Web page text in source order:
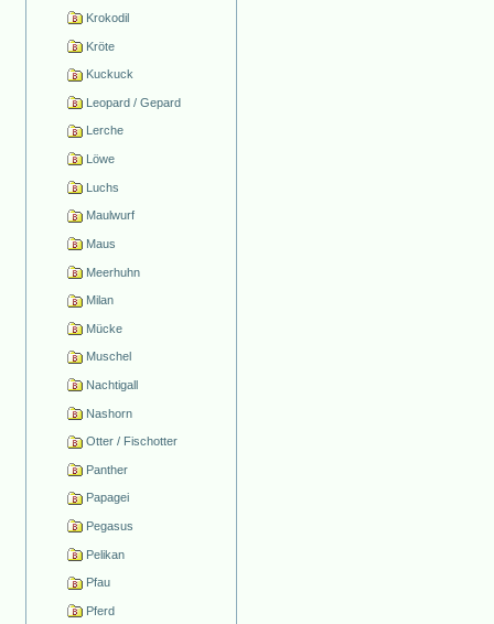
Krokodil
Kröte
Kuckuck
Leopard / Gepard
Lerche
Löwe
Luchs
Maulwurf
Maus
Meerhuhn
Milan
Mücke
Muschel
Nachtigall
Nashorn
Otter / Fischotter
Panther
Papagei
Pegasus
Pelikan
Pfau
Pferd